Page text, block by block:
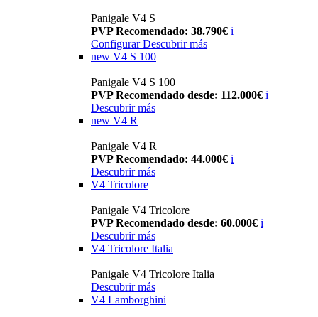
Panigale V4 S
PVP Recomendado: 38.790€ i
Configurar Descubrir más
new V4 S 100
Panigale V4 S 100
PVP Recomendado desde: 112.000€ i
Descubrir más
new V4 R
Panigale V4 R
PVP Recomendado: 44.000€ i
Descubrir más
V4 Tricolore
Panigale V4 Tricolore
PVP Recomendado desde: 60.000€ i
Descubrir más
V4 Tricolore Italia
Panigale V4 Tricolore Italia
Descubrir más
V4 Lamborghini